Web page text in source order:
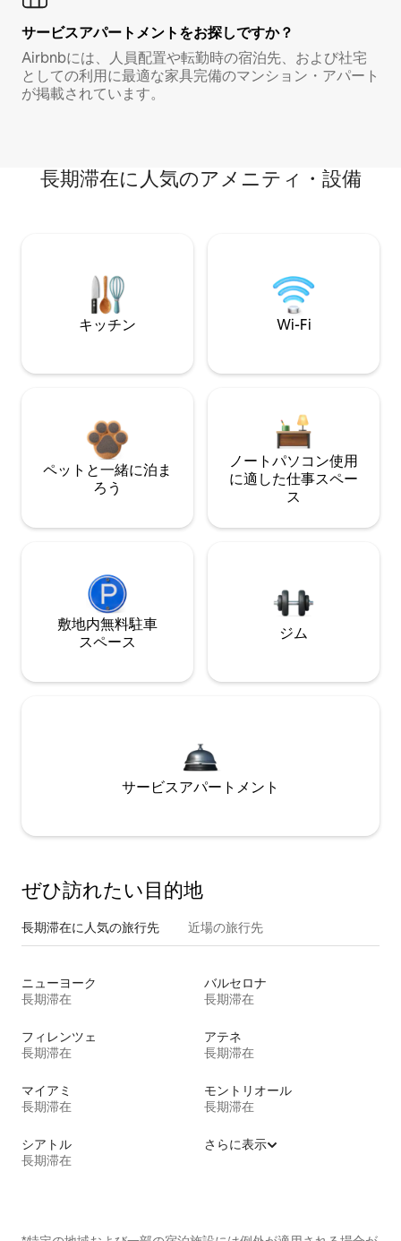
サービスアパートメントをお探しですか？
Airbnbには、人員配置や転勤時の宿泊先、および社宅
としての利用に最適な家具完備のマンション・アパート
が掲載されています。
長期滞在に人気のアメニティ・設備
キッチン Wi-Fi
ペットと一緒に泊ま
ろう
ノートパソコン使用
に適した仕事スペー
ス
敷地内無料駐⁠車
ス⁠ペ⁠ー⁠ス
ジム
サービスアパートメント
ぜひ訪⁠れ⁠た⁠い目⁠的⁠地
長期滞在に人気の旅行先 近場の旅行先
ニューヨーク
長期滞在
バルセロナ
長期滞在
フィレンツェ
長期滞在
アテネ
長期滞在
マイアミ
長期滞在
モントリオール
長期滞在
シアトル
長期滞在
さらに表示